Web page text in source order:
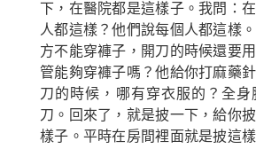
下，在醫院都是這樣子。我問：
人都這樣？他們說每個人都這樣
方不能穿褲子，開刀的時候還要
管能夠穿褲子嗎？他給你打麻藥
刀的時候，哪有穿衣服的？全身
刀。回來了，就是披一下，給你
樣子。平時在房間裡面就是披這